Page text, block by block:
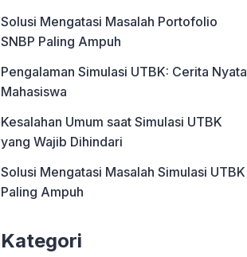
Solusi Mengatasi Masalah Portofolio
SNBP Paling Ampuh
Pengalaman Simulasi UTBK: Cerita Nyata
Mahasiswa
Kesalahan Umum saat Simulasi UTBK
yang Wajib Dihindari
Solusi Mengatasi Masalah Simulasi UTBK
Paling Ampuh
Kategori